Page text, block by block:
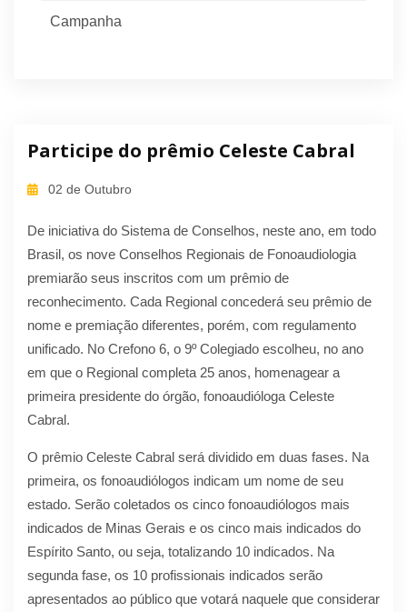
Campanha
Participe do prêmio Celeste Cabral
02 de Outubro
De iniciativa do Sistema de Conselhos, neste ano, em todo
Brasil, os nove Conselhos Regionais de Fonoaudiologia
premiarão seus inscritos com um prêmio de
reconhecimento. Cada Regional concederá seu prêmio de
nome e premiação diferentes, porém, com regulamento
unificado. No Crefono 6, o 9º Colegiado escolheu, no ano
em que o Regional completa 25 anos, homenagear a
primeira presidente do órgão, fonoaudióloga Celeste
Cabral.
O prêmio Celeste Cabral será dividido em duas fases. Na
primeira, os fonoaudiólogos indicam um nome de seu
estado. Serão coletados os cinco fonoaudiólogos mais
indicados de Minas Gerais e os cinco mais indicados do
Espírito Santo, ou seja, totalizando 10 indicados. Na
segunda fase, os 10 profissionais indicados serão
apresentados ao público que votará naquele que considerar